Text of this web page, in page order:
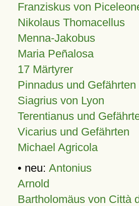
Franziskus von
Nikolaus Thomacellus
Menna-Jakobus
Maria Peñalosa
17 Märtyrer
Pinnadus und Gefährten
Siagrius von Lyon
Terentianus und
Vicarius und Gefährten
Michael Agricola
• neu: Antonius
Arnold
Bartholomäus von Città